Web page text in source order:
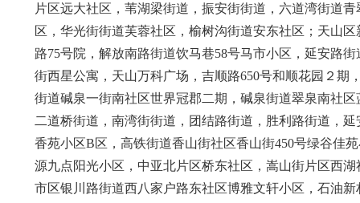
片区远大社区，苇湖梁街道，振安街街道，六道湾街道
区，华光街街道芙蓉社区，榆树沟街道安东社区；天山
路75号院，解放南路街道饮马巷58号马市小区，延安路
街西星公寓，天山万科广场，吉顺路650号和顺花园２
街道碱泉一街南社区世界冠郡二期，碱泉街道翠泉南社
二道桥街道，南湾街街道，团结路街道，胜利路街道，
香苑小区B区，高铁街道香山街社区香山街450号绿谷佳
源九点阳光小区，中亚北片区桥东社区，嵩山街片区西
市区银川路街道西八家户路东社区博雅文轩小区，石油